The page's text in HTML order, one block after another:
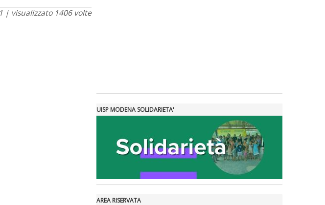
| visualizzato 1406 volte
UISP MODENA SOLIDARIETA'
AREA RISERVATA